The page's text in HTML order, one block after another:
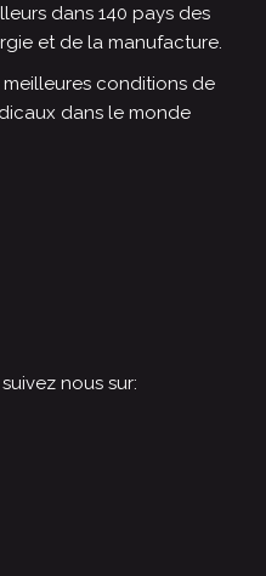
dans 140 pays des
et de la manufacture.
conditions de
dans le monde
nous sur: